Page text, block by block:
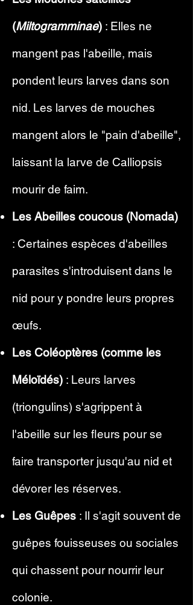
(Miltogramminae) : Elles ne
mangent pas l'abeille, mais
pondent leurs larves dans son
nid. Les larves de mouches
mangent alors le "pain d'abeille",
laissant la larve de Calliopsis
mourir de faim.
Les Abeilles coucous (Nomada)
: Certaines espèces d'abeilles
parasites s'introduisent dans le
nid pour y pondre leurs propres
œufs.
Les Coléoptères (comme les
Méloïdés) : Leurs larves
(triongulins) s'agrippent à
l'abeille sur les fleurs pour se
faire transporter jusqu'au nid et
dévorer les réserves.
Les Guêpes : Il s'agit souvent de
guêpes fouisseuses ou sociales
qui chassent pour nourrir leur
colonie.